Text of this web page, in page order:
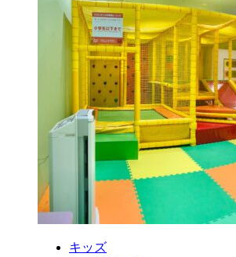
キッズ